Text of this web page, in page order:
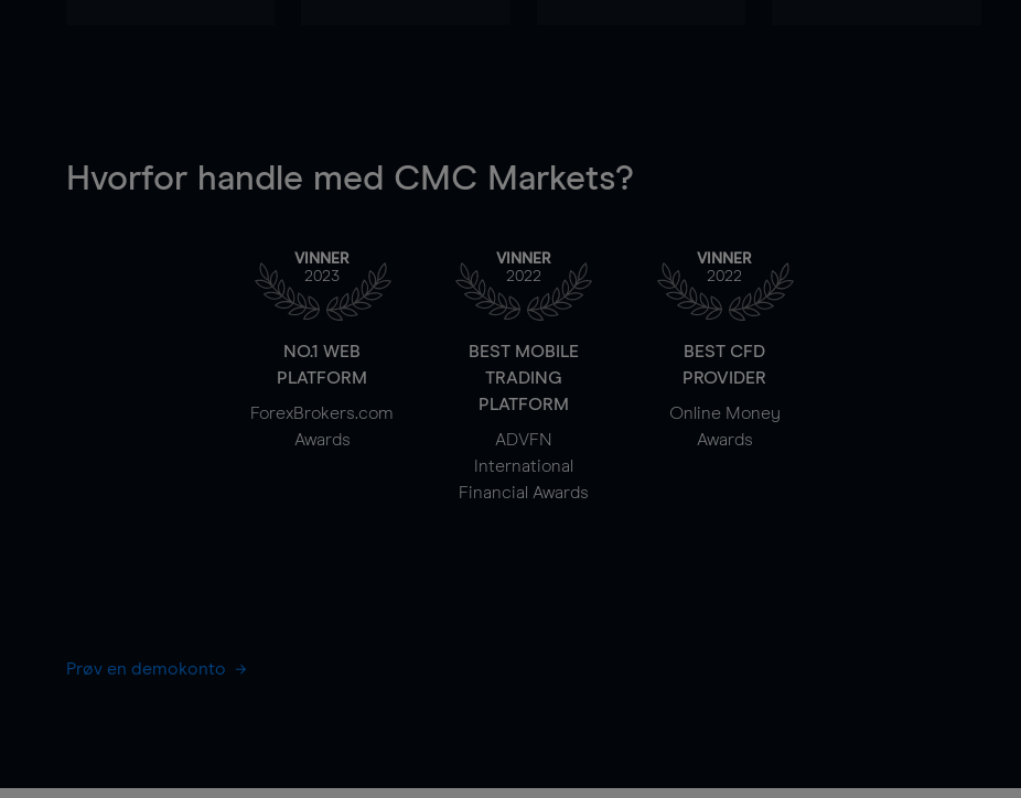
Hvorfor handle med CMC Markets?
VINNER
2023
NO.1 WEB
PLATFORM
ForexBrokers.com
Awards
VINNER
2022
BEST MOBILE
TRADING
PLATFORM
ADVFN
International
Financial Awards
VINNER
2022
BEST CFD
PROVIDER
Online Money
Awards
Prøv en demokonto